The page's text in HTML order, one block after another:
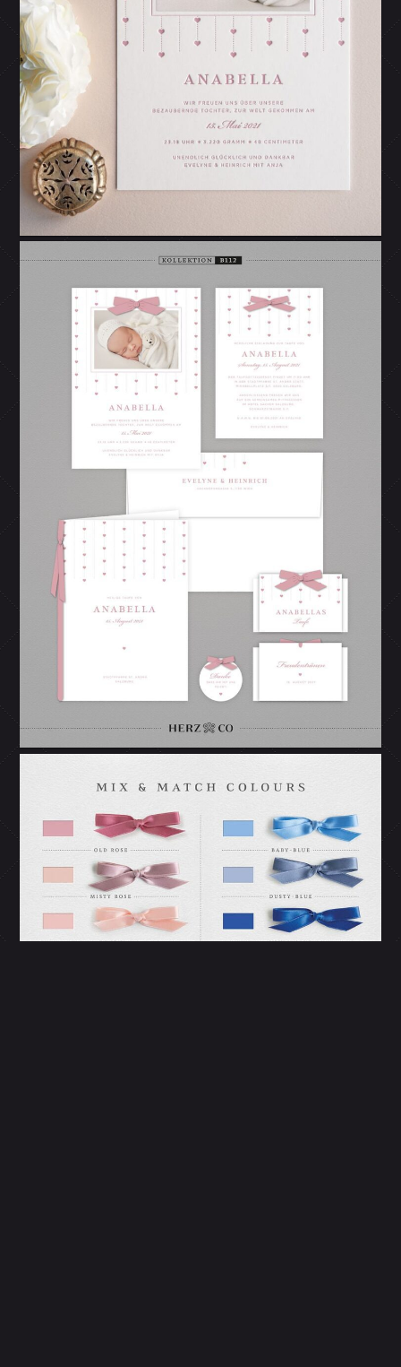
EBURTSANZEIGE FÜR MÄDCHEN MIT HERZEN?
Jedes Element ist perfekt aufeinander abgestimmt, um
die liebevollen Details und das warme Gefühl der
Zugehörigkeit stilvoll zu unterstreichen.